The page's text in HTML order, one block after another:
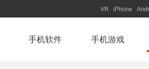
VR iPhone
手机软件 手机游戏